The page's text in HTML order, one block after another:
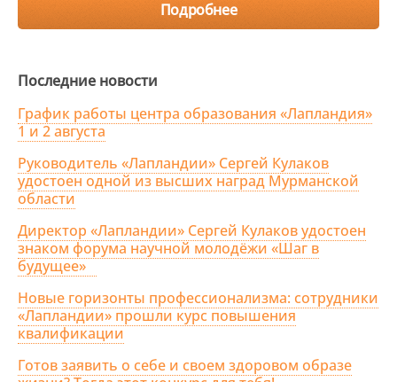
Подробнее
Последние новости
График работы центра образования «Лапландия»
1 и 2 августа
Руководитель «Лапландии» Сергей Кулаков
удостоен одной из высших наград Мурманской
области
Директор «Лапландии» Сергей Кулаков удостоен
знаком форума научной молодёжи «Шаг в
будущее»
Новые горизонты профессионализма: сотрудники
«Лапландии» прошли курс повышения
квалификации
Готов заявить о себе и своем здоровом образе